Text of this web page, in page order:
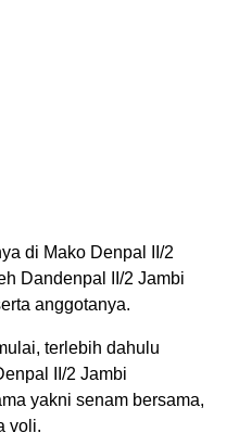
di Mako Denpal II/2
Dandenpal II/2 Jambi
anggotanya.
terlebih dahulu
II/2 Jambi
yakni senam bersama,
voli.